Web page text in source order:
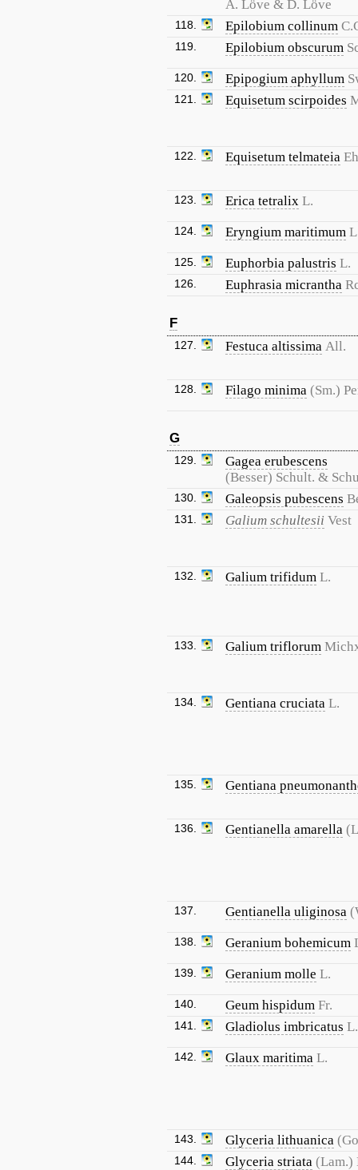
Á. Löve & D. Löve
118. Epilobium collinum
119. Epilobium obscurum
120. Epipogium aphyllum
121. Equisetum scirpoides
122. Equisetum telmateia
123. Erica tetralix L.
124. Eryngium maritimum
125. Euphorbia palustris L.
126. Euphrasia micrantha
F
127. Festuca altissima All.
128. Filago minima (Sm.)
G
129.
Gagea erubescens
(Besser) Schult. &
130. Galeopsis pubescens
131. Galium schultesii Vest
132. Galium trifidum L.
133. Galium triflorum
134. Gentiana cruciata L.
135. Gentiana
136. Gentianella amarella
137. Gentianella uliginosa
138. Geranium bohemicum
139. Geranium molle L.
140. Geum hispidum Fr.
141. Gladiolus imbricatus L.
142. Glaux maritima L.
143. Glyceria lithuanica
144. Glyceria striata (Lam.)